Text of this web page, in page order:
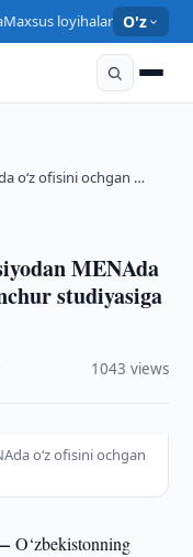
Maxsus loyihalar O'z
o‘z ofisini ochgan …
MENAda
studiyasiga
1043 views
o‘z ofisini ochgan
—O‘zbekistonning